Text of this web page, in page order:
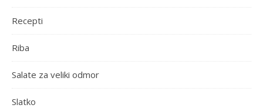
Recepti
Riba
Salate za veliki odmor
Slatko